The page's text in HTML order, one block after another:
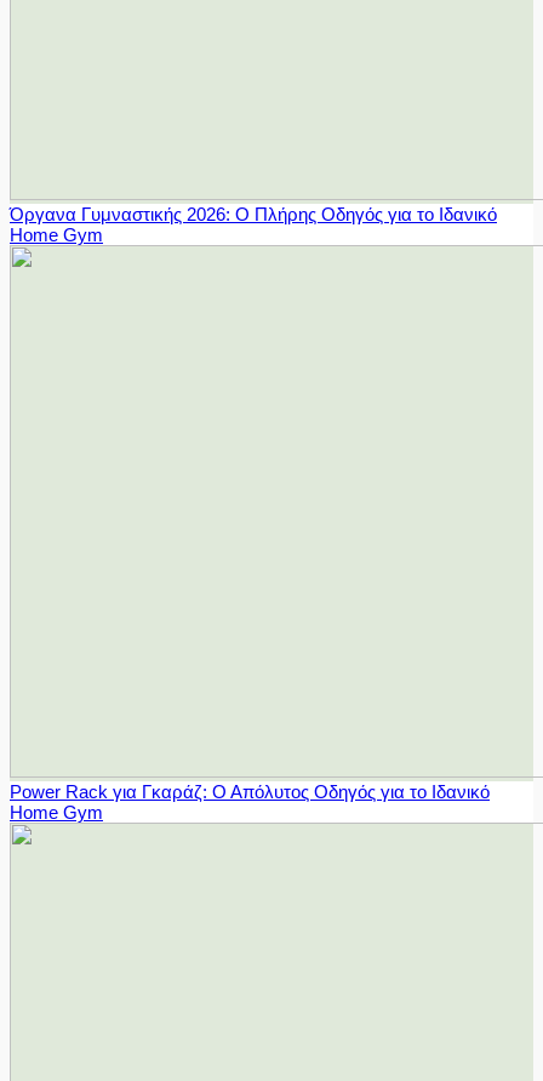
Όργανα Γυμναστικής 2026: Ο Πλήρης Οδηγός για το Ιδανικό
Home Gym
Power Rack για Γκαράζ: Ο Απόλυτος Οδηγός για το Ιδανικό
Home Gym